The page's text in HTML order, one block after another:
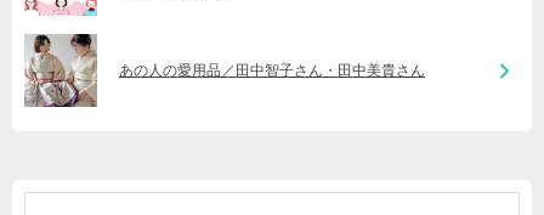
あの人の愛用品／田中智子さん・田中美貴さん